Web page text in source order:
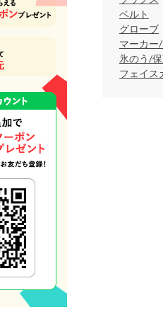
ベルト
グローブ
マーカー
氷のう/
フェイス